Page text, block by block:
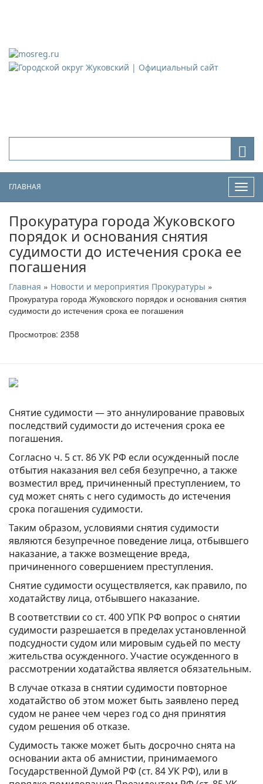
ГЛАВНАЯ
Прокуратура города Жуковского
порядок и основания снятия
судимости до истечения срока ее
погашения
Главная » Новости и мероприятия Прокуратуры »
Прокуратура города Жуковского порядок и основания снятия
судимости до истечения срока ее погашения
Просмотров: 2358
Снятие судимости — это аннулирование правовых
последствий судимости до истечения срока ее
погашения.
Согласно ч. 5 ст. 86 УК РФ если осужденный после
отбытия наказания вел себя безупречно, а также
возместил вред, причиненный преступлением, то
суд может снять с него судимость до истечения
срока погашения судимости.
Таким образом, условиями снятия судимости
являются безупречное поведение лица, отбывшего
наказание, а также возмещение вреда,
причиненного совершением преступления.
Снятие судимости осуществляется, как правило, по
ходатайству лица, отбывшего наказание.
В соответствии со ст. 400 УПК РФ вопрос о снятии
судимости разрешается в пределах установленной
подсудности судом или мировым судьей по месту
жительства осужденного. Участие осужденного в
рассмотрении ходатайства является обязательным.
В случае отказа в снятии судимости повторное
ходатайство об этом может быть заявлено перед
судом не ранее чем через год со дня принятия
судом решения об отказе.
Судимость также может быть досрочно снята на
основании акта об амнистии, принимаемого
Государственной Думой РФ (ст. 84 УК РФ), или в